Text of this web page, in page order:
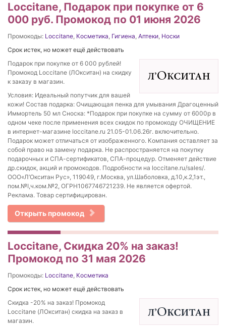
Loccitane, Подарок при покупке от 6
000 руб. Промокод по 01 июня 2026
Промокоды: Loccitane, Косметика, Гигиена, Аптеки, Носки
Срок истек, но может ещё действовать
Подарок при покупке от 6 000 рублей!
Промокод Loccitane (ЛОкситан) на скидку
к заказу в магазин.
Условия: Идеальный попутчик для вашей
кожи! Состав подарка: Очищающая пенка для умывания Драгоценный
Иммортель 50 мл Сноска: *Подарок при покупке на сумму от 6000р в
одном чеке после применения всех скидок по промокоду ОЧИЩЕНИЕ
в интернет-магазине loccitane.ru 21.05-01.06.26г. включительно.
Подарок может отличаться от изображенного. Компания оставляет за
собой право на замену подарка. Не распространяется на покупку
подарочных и СПА-сертификатов, СПА-процедур. Отменяет действие
др.скидок, акций и промокодов. Подробности на loccitane.ru/sales/.
ООО«Л’Окситан Рус», 119049, г.Москва, ул.Шаболовка, д.10,к.2,1эт.,
пом.№I,ч.ком.№2, ОГРН1067746721239. Не является офертой.
Реклама. Товар сертифицирован.
Открыть промокод
Loccitane, Скидка 20% на заказ!
Промокод по 31 мая 2026
Промокоды: Loccitane, Косметика
Срок истек, но может ещё действовать
Скидка -20% на заказ! Промокод
Loccitane (ЛОкситан) скидка на заказ в
магазин.